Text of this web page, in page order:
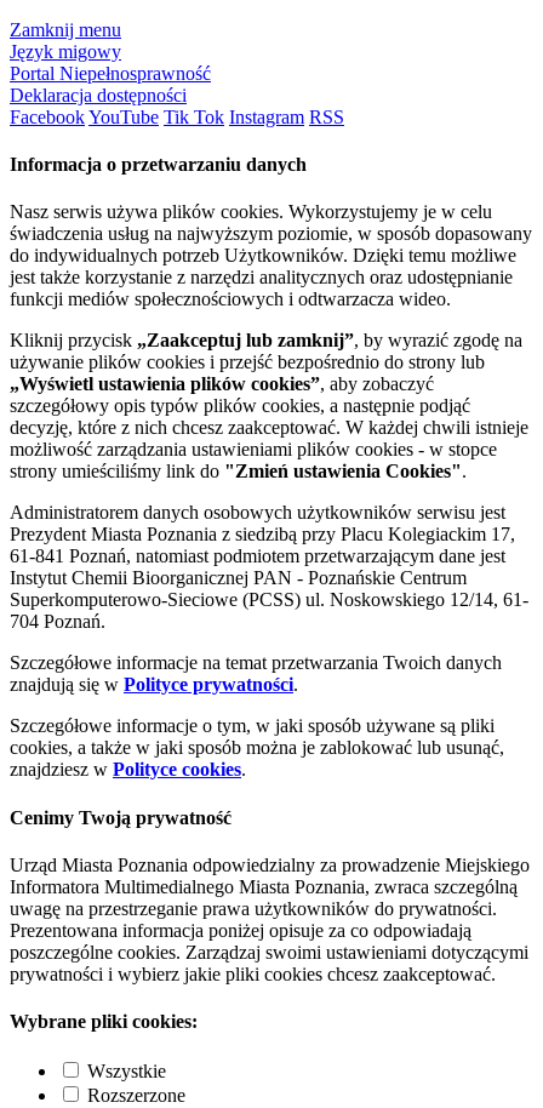
Zamknij menu
Język migowy
Portal Niepełnosprawność
Deklaracja dostępności
FacebookYouTube Tik Tok Instagram RSS
Informacja o przetwarzaniu danych
Nasz serwis używa plików cookies. Wykorzystujemy je w celu
świadczenia usług na najwyższym poziomie, w sposób dopasowany
do indywidualnych potrzeb Użytkowników. Dzięki temu możliwe
jest także korzystanie z narzędzi analitycznych oraz udostępnianie
funkcji mediów społecznościowych i odtwarzacza wideo.
Kliknij przycisk „Zaakceptuj lub zamknij”, by wyrazić zgodę na
używanie plików cookies i przejść bezpośrednio do strony lub
„Wyświetl ustawienia plików cookies”, aby zobaczyć
szczegółowy opis typów plików cookies, a następnie podjąć
decyzję, które z nich chcesz zaakceptować. W każdej chwili istnieje
możliwość zarządzania ustawieniami plików cookies - w stopce
strony umieściliśmy link do "Zmień ustawienia Cookies".
Administratorem danych osobowych użytkowników serwisu jest
Prezydent Miasta Poznania z siedzibą przy Placu Kolegiackim 17,
61-841 Poznań, natomiast podmiotem przetwarzającym dane jest
Instytut Chemii Bioorganicznej PAN - Poznańskie Centrum
Superkomputerowo-Sieciowe (PCSS) ul. Noskowskiego 12/14, 61-
704 Poznań.
Szczegółowe informacje na temat przetwarzania Twoich danych
znajdują się w Polityce prywatności.
Szczegółowe informacje o tym, w jaki sposób używane są pliki
cookies, a także w jaki sposób można je zablokować lub usunąć,
znajdziesz w Polityce cookies.
Cenimy Twoją prywatność
Urząd Miasta Poznania odpowiedzialny za prowadzenie Miejskiego
Informatora Multimedialnego Miasta Poznania, zwraca szczególną
uwagę na przestrzeganie prawa użytkowników do prywatności.
Prezentowana informacja poniżej opisuje za co odpowiadają
poszczególne cookies. Zarządzaj swoimi ustawieniami dotyczącymi
prywatności i wybierz jakie pliki cookies chcesz zaakceptować.
Wybrane pliki cookies:
Wszystkie
Rozszerzone